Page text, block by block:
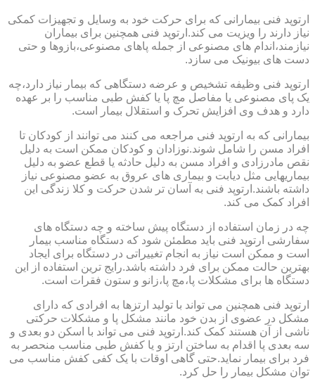
ارتوپد فنی بیمارانی که برای حرکت خود به وسایل و تجهیزات کمکی
نیاز دارند را ویزیت می کند.ارتوپد فنی همچنین برای بیماران
نیازمند،اندام های مصنوعی از جمله پاهای مصنوعی،بازوها و حتی
دست های بیونیک می سازد.
ارتوپد فنی وظیفه تشخیص و عرضه دستگاهی که بیمار نیاز دارد،چه
یک پای مصنوعی یا مفاصل مچ پا یا کفش طبی مناسب را بر عهده
دارد و هدف وی افزایش تحرک و استقلال بیمار است.
بیمارانی که به ارتوپد فنی مراجعه می کنند می توانند از کودکان تا
افراد مسن را شامل شوند.نوزادان و کودکان ممکن است به دلیل
نقص مادرزادی و افراد مسن به دلیل حادثه یا قطع عضو به دلیل
بیماریهایی مثل دیابت و بیماری های عروق به عضو مصنوعی نیاز
داشته باشند.ارتوپد فنی به آسان تر شدن حرکت و کلا زندگی این
افراد کمک می کند.
چه در زمان استفاده از دستگاه پیش ساخته و چه دستگاه های
سفارشی ارتوپد فنی باید مطمئن شود که دستگاه مناسب بیمار
است و ممکن است نیاز به انجام تغییراتی در دستگاه برای ایجاد
بهترین حالت ممکن برای فرد داشته باشد.رایج ترین استفاده از این
دستگاه ها برای مشکلات پا،مچ پا،زانو و ستون فقرات است.
ارتوپد فنی همچنین می تواند با تولید ارتزها به افرادی که دارای
مشکل در عضوی از بدن خود مانند مشکل پا و مشکلات حرکتی
ناشی از آن هستند کمک کند.ارتوپد فنی می تواند با اسکن دو بعدی و
سه بعدی پا اقدام به ساختن ارتز و یا کفش طبی مناسب منحصر به
فرد برای بیمار نماید.حتی گاهی اوقات با یک کفی کفش مناسب می
توان مشکل بیمار را حل کرد.